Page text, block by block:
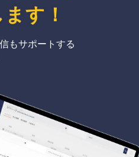
ます ！
もサポートする